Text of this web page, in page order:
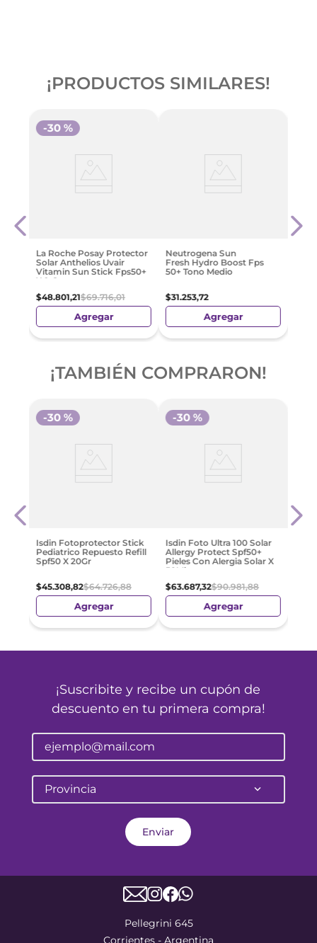
¡PRODUCTOS SIMILARES!
La Roche Posay Protector
Solar Anthelios Uvair
Vitamin Sun Stick Fps50+
X 9 G
$48.801,21$69.716,01
-30 %
Agregar
Neutrogena Sun
Fresh Hydro Boost Fps
50+ Tono Medio
$31.253,72
Agregar
¡TAMBIÉN COMPRARON!
Isdin Fotoprotector Stick
Pediatrico Repuesto Refill
Spf50 X 20Gr
$45.308,82$64.726,88
-30 %
Agregar
Isdin Foto Ultra 100 Solar
Allergy Protect Spf50+
Pieles Con Alergia Solar X
50Ml
$63.687,32$90.981,88
-30 %
Agregar
50+
¡Suscribite y recibe un cupón de
descuento en tu primera compra!
Provincia
Enviar
Pellegrini 645
Corrientes - Argentina